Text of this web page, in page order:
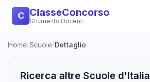
C ClasseConcorso
Strumento Docenti
Home/Scuole/Dettaglio
Ricerca altre Scuole d'Italia